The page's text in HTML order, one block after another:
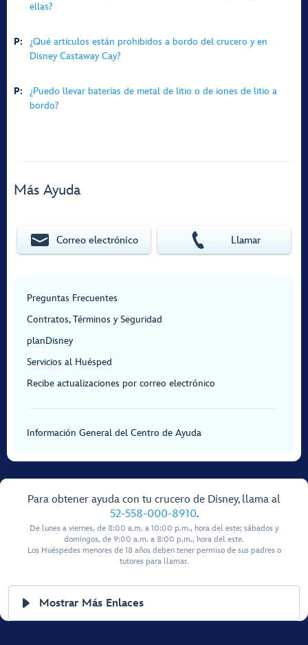
ellas?
P:
¿Qué artículos están prohibidos a bordo del crucero y en
Disney Castaway Cay?
P:
¿Puedo llevar baterías de metal de litio o de iones de litio a
bordo?
Más Ayuda
Correo electrónico Llamar
Preguntas Frecuentes
Contratos, Términos y Seguridad
planDisney
Servicios al Huésped
Recibe actualizaciones por correo electrónico
Información General del Centro de Ayuda
Para obtener ayuda con tu crucero de Disney, llama al
52-558-000-8910.
De lunes a viernes, de 8:00 a.m. a 10:00 p.m., hora del este; sábados y
domingos, de 9:00 a.m. a 8:00 p.m., hora del este.
Los Huéspedes menores de 18 años deben tener permiso de sus padres o
tutores para llamar.
Mostrar Más Enlaces